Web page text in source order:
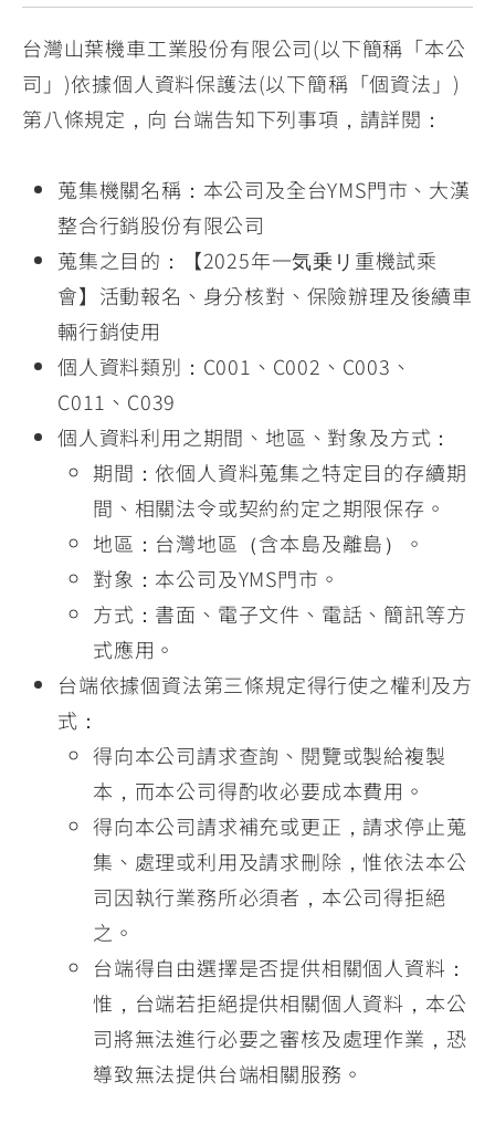
台灣山葉機車工業股份有限公司(以下簡稱「本公
司」)依據個人資料保護法(以下簡稱「個資法」)
第八條規定，向 台端告知下列事項，請詳閱：
蒐集機關名稱：本公司及全台YMS門市、大漢
整合行銷股份有限公司
蒐集之目的：【2025年一気乗リ重機試乘
會】活動報名、身分核對、保險辦理及後續車
輛行銷使用
個人資料類別：C001、C002、C003、
C011、C039
個人資料利用之期間、地區、對象及方式：
期間：依個人資料蒐集之特定目的存續期
間、相關法令或契約約定之期限保存。
地區：台灣地區（含本島及離島）。
對象：本公司及YMS門市。
方式：書面、電子文件、電話、簡訊等方
式應用。
台端依據個資法第三條規定得行使之權利及方
式：
得向本公司請求查詢、閱覽或製給複製
本，而本公司得酌收必要成本費用。
得向本公司請求補充或更正，請求停止蒐
集、處理或利用及請求刪除，惟依法本公
司因執行業務所必須者，本公司得拒絕
之。
台端得自由選擇是否提供相關個人資料：
惟，台端若拒絕提供相關個人資料，本公
司將無法進行必要之審核及處理作業，恐
導致無法提供台端相關服務。